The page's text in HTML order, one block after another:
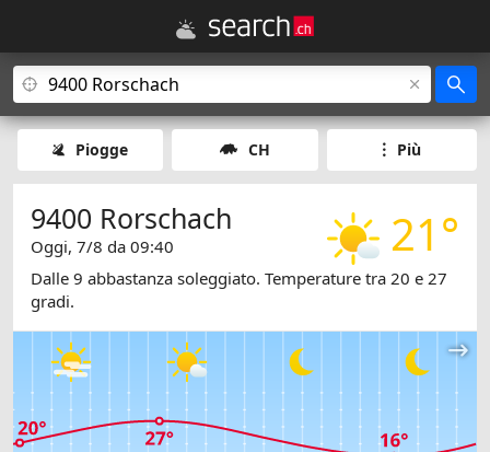
Piogge CH Più
21°
9400 Rorschach
Oggi, 7/8 da 09:40
Dalle 9 abbastanza soleggiato. Temperature tra 20 e 27
gradi.